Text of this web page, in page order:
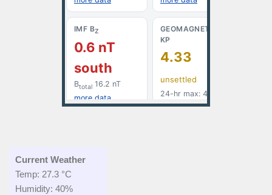
Current Weather
Temp: 27.3 °C
Humidity: 40%